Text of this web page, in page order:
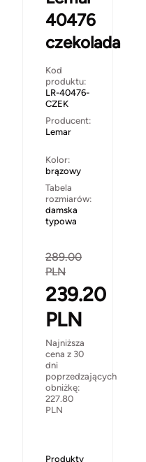
40476
czekolada
Kod
produktu:
LR-40476-
CZEK
Producent:
Lemar
Kolor:
brązowy
Tabela
rozmiarów:
damska
typowa
289.00
PLN
239.20
PLN
Najniższa
cena z 30
dni
poprzedzających
obniżkę:
227.80
PLN
Produkty